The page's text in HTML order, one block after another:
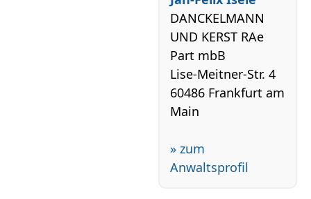
DANCKELMANN
UND KERST RAe
Part mbB
Lise-Meitner-Str. 4
60486 Frankfurt am
Main
» zum
Anwaltsprofil